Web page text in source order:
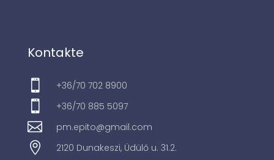
Kontakte
 +36/70 702 8900
 +36/70 885 5097
 pm.epito@gmail.com
 2120 Dunakeszi, Üdülő u. 31.2.